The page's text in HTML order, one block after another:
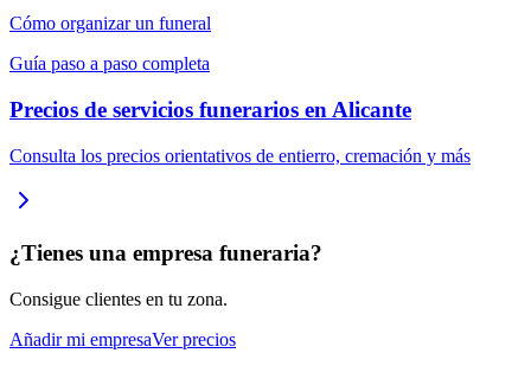
Cómo organizar un funeral
Guía paso a paso completa
Precios de servicios funerarios en Alicante
Consulta los precios orientativos de entierro, cremación y más
¿Tienes una empresa funeraria?
Consigue clientes en tu zona.
Añadir mi empresaVer precios